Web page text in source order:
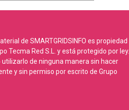
de SMARTGRIDSINFO es propiedad
Tecma Red S.L. y está protegido por ley.
utilizarlo de ninguna manera sin hacer
y sin permiso por escrito de Grupo